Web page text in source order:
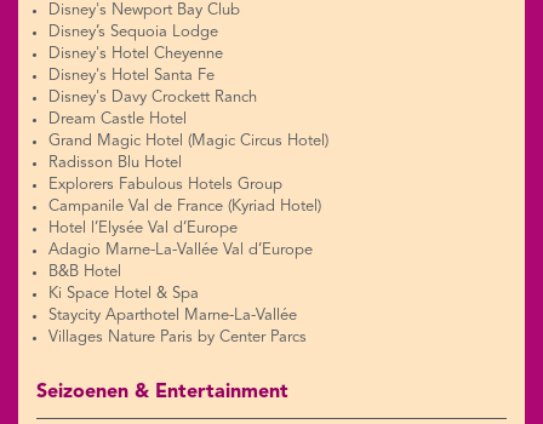
Disney's Newport Bay Club
Disney’s Sequoia Lodge
Disney's Hotel Cheyenne
Disney's Hotel Santa Fe
Disney's Davy Crockett Ranch
Dream Castle Hotel
Grand Magic Hotel (Magic Circus Hotel)
Radisson Blu Hotel
Explorers Fabulous Hotels Group
Campanile Val de France (Kyriad Hotel)
Hotel l’Elysée Val d’Europe
Adagio Marne-La-Vallée Val d’Europe
B&B Hotel
Ki Space Hotel & Spa
Staycity Aparthotel Marne-La-Vallée
Villages Nature Paris by Center Parcs
Seizoenen & Entertainment